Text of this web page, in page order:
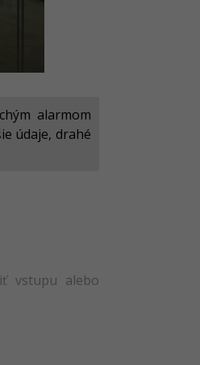
alarmom
údaje, drahé
vstupu alebo